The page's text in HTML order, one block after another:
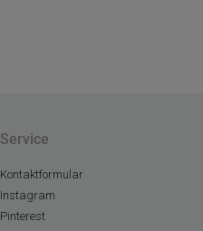
Service
Kontaktformular
Instagram
Pinterest